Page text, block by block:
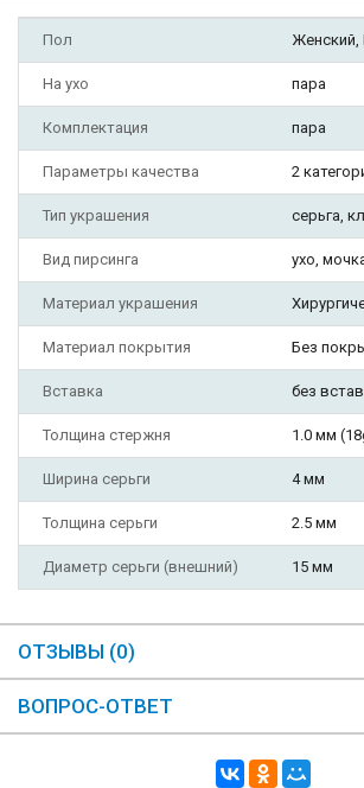
Пол
На ухо пара
Комплектация пара
Параметры качества 2
Тип украшения серьга,
Вид пирсинга ухо,
Материал украшения
Материал покрытия Без
Вставка без
Толщина стержня 1.0 мм
Ширина серьги 4 мм
Толщина серьги 2.5 мм
Диаметр серьги (внешний) 15 мм
ОТЗЫВЫ (0)
ВОПРОС-ОТВЕТ